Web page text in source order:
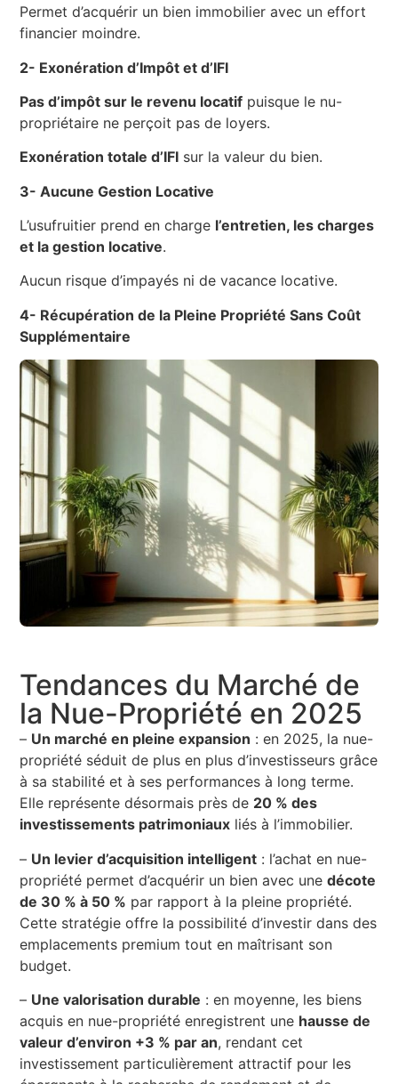
Permet d’acquérir un bien immobilier avec un effort
financier moindre.
2- Exonération d’Impôt et d’IFI
Pas d’impôt sur le revenu locatif puisque le nu-
propriétaire ne perçoit pas de loyers.
Exonération totale d’IFI sur la valeur du bien.
3- Aucune Gestion Locative
L’usufruitier prend en charge l’entretien, les charges
et la gestion locative.
Aucun risque d’impayés ni de vacance locative.
4- Récupération de la Pleine Propriété Sans Coût
Supplémentaire
Tendances du Marché de
la Nue-Propriété en 2025
– Un marché en pleine expansion : en 2025, la nue-
propriété séduit de plus en plus d’investisseurs grâce
à sa stabilité et à ses performances à long terme.
Elle représente désormais près de 20 % des
investissements patrimoniaux liés à l’immobilier.
– Un levier d’acquisition intelligent : l’achat en nue-
propriété permet d’acquérir un bien avec unedécote
de 30 % à 50 % par rapport à la pleine propriété.
Cette stratégie offre la possibilité d’investir dans des
emplacements premium tout en maîtrisant son
budget.
– Une valorisation durable : en moyenne, les biens
acquis en nue-propriété enregistrent une hausse de
valeur d’environ +3 % par an, rendant cet
investissement particulièrement attractif pour les